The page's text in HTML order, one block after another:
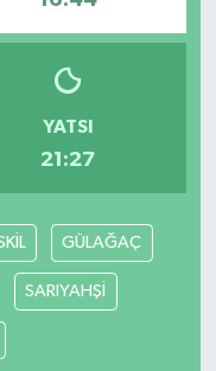
YATSI
21:27
GÜLAĞAÇ
SARIYAHŞİ